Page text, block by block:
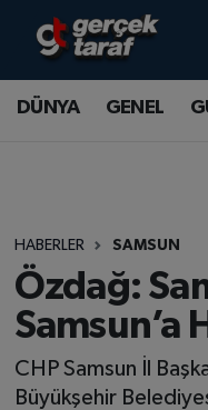
DÜNYA GENEL
HABERLER SAMSUN
Özdağ:
Samsun’a
CHP Samsun İl
Büyükşehir
Canlı TV İzle
DÜNYA
POLİTİKA
SAMSUN HABER
SAMSUNSPOR
Samsun
Samsun Trafik
Süper Lig Puan
Tüm Manşetler